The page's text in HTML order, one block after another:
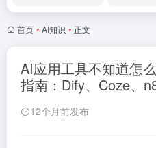
首页 • AI知识 • 正文
AI应用工具不知道怎
指南：Dify、Coze、
12个月前发布